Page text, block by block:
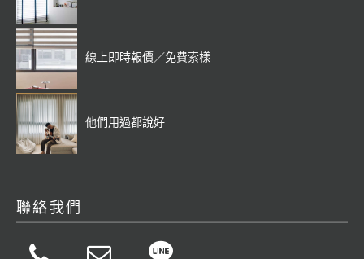
線上即時報價／免費索樣
他們用過都說好
聯絡我們